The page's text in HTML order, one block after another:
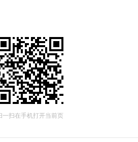
一扫在手机打开当前页